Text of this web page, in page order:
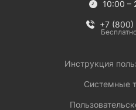
10:00 –
+7 (800)
Инструкция
Системные